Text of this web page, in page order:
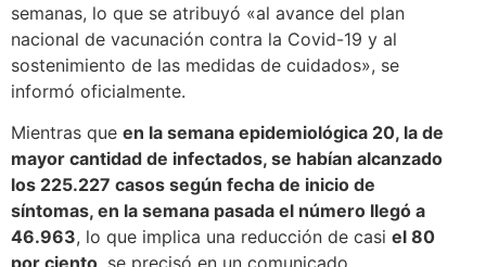
semanas, lo que se atribuyó «al avance del plan
nacional de vacunación contra la Covid-19 y al
sostenimiento de las medidas de cuidados», se
informó oficialmente.
Mientras que en la semana epidemiológica 20, la de
mayor cantidad de infectados, se habían alcanzado
los 225.227 casos según fecha de inicio de
síntomas, en la semana pasada el número llegó a
46.963, lo que implica una reducción de casi el 80